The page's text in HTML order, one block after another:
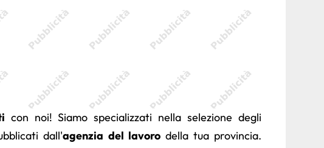
con noi! Siamo specializzati nella selezione degli
dall'agenzia del lavorodella tua provincia.